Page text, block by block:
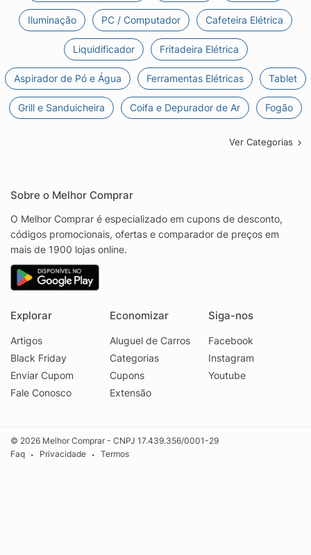
Iluminação PC / Computador Cafeteira Elétrica
Liquidificador Fritadeira Elétrica
Aspirador de Pó e Água Ferramentas Elétricas Tablet
Grill e Sanduicheira Coifa e Depurador de Ar Fogão
Ver Categorias
Sobre o Melhor Comprar
O Melhor Comprar é especializado em cupons de desconto,
códigos promocionais, ofertas e comparador de preços em
mais de 1900 lojas online.
Explorar
Artigos
Black Friday
Enviar Cupom
Fale Conosco
Economizar
Aluguel de Carros
Categorias
Cupons
Extensão
Siga-nos
Facebook
Instagram
Youtube
© 2026 Melhor Comprar - CNPJ 17.439.356/0001-29
Faq
• Privacidade • Termos